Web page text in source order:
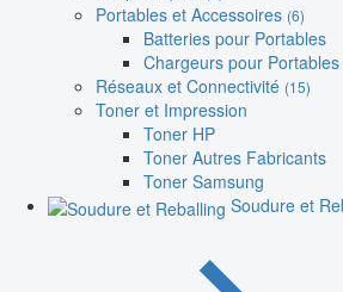
Portables et Accessoires (6)
Batteries pour Portables
Chargeurs pour Portables
Réseaux et Connectivité (15)
Toner et Impression
Toner HP
Toner Autres Fabricants
Toner Samsung
Soudure et